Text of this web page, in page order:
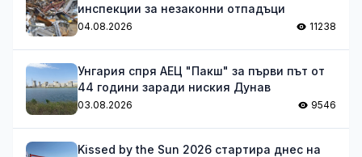
инспекции за незаконни отпадъци
04.08.2026 11238
Унгария спря АЕЦ "Пакш" за първи път от
44 години заради ниския Дунав
03.08.2026 9546
Kissed by the Sun 2026 стартира днес на